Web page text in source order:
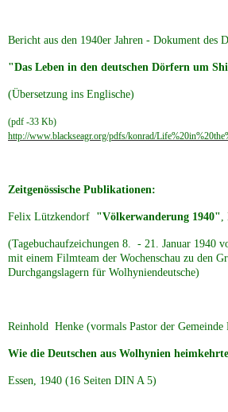
Bericht aus den 1940er Jahren - Dokument des
"Das Leben in den deutschen Dörfern um
(Übersetzung ins Englische)
(pdf -33 Kb)
http://www.blackseagr.org/pdfs/konrad/
Zeitgenössische Publikationen:
Felix Lützkendorf "Völkerwanderung 1940",
(Tagebuchaufzeichungen 8. - 21. Januar 1940
mit einem Filmteam der Wochenschau zu den
Durchgangslagern für Wolhyniendeutsche)
Reinhold Henke (vormals Pastor der Gemeinde
Wie die Deutschen aus Wolhynien
Essen, 1940 (16 Seiten DIN A 5)